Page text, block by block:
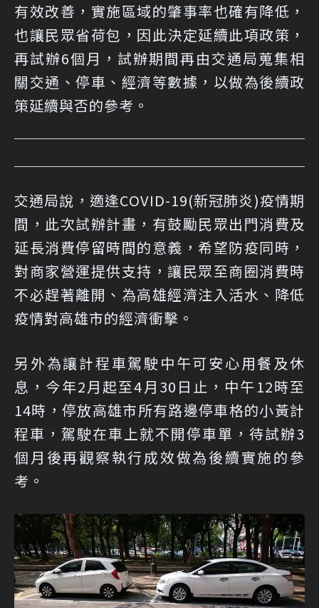
有效改善，實施區域的肇事率也確有降低，
也讓民眾省荷包，因此決定延續此項政策，
再試辦6個月，試辦期間再由交通局蒐集相
關交通、停車、經濟等數據，以做為後續政
策延續與否的參考。
交通局說，適逢COVID-19(新冠肺炎)疫情期
間，此次試辦計畫，有鼓勵民眾出門消費及
延長消費停留時間的意義，希望防疫同時，
對商家營運提供支持，讓民眾至商圈消費時
不必趕著離開、為高雄經濟注入活水、降低
疫情對高雄市的經濟衝擊。
另外為讓計程車駕駛中午可安心用餐及休
息，今年2月起至4月30日止，中午12時至
14時，停放高雄市所有路邊停車格的小黃計
程車，駕駛在車上就不開停車單，待試辦3
個月後再觀察執行成效做為後續實施的參
考。